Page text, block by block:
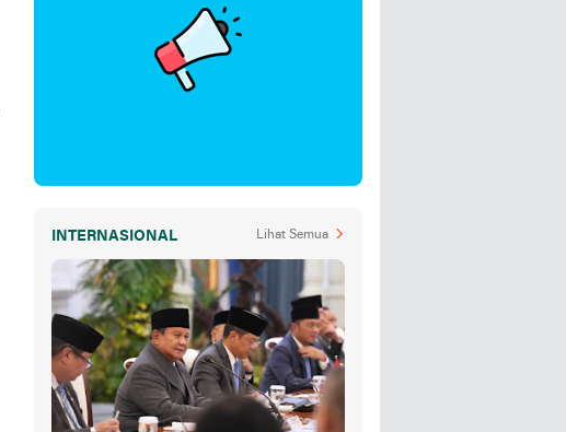
INTERNASIONAL Lihat Semua